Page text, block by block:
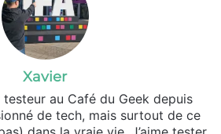
Xavier
au Café du Geek depuis
de tech, mais surtout de ce